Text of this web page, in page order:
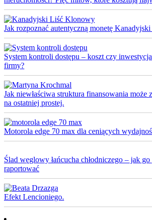
Jak rozpoznać autentyczną monetę
System kontroli dostępu – koszt czy
firmy?
Jak niewłaściwa struktura finansowania może
na ostatniej prostej.
Motorola edge 70 max dla ceniących
Ślad węglowy łańcucha chłodniczego – jak
raportować
Efekt Lencioniego.